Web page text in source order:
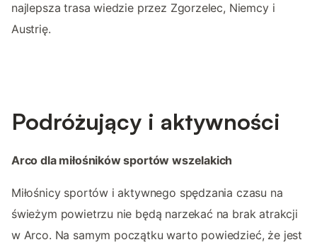
najlepsza trasa wiedzie przez Zgorzelec, Niemcy i
Austrię.
Podróżujący i aktywności
Arco dla miłośników sportów wszelakich
Miłośnicy sportów i aktywnego spędzania czasu na
świeżym powietrzu nie będą narzekać na brak atrakcji
w Arco. Na samym początku warto powiedzieć, że jest